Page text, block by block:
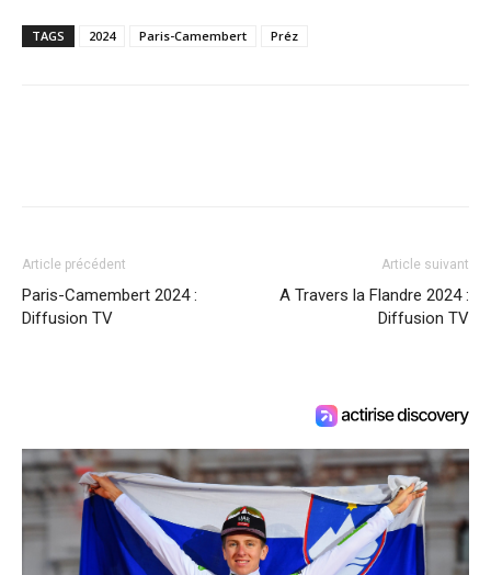
TAGS 2024 Paris-Camembert Préz
Article précédent
Paris-Camembert 2024 :
Diffusion TV
Article suivant
A Travers la Flandre 2024 :
Diffusion TV